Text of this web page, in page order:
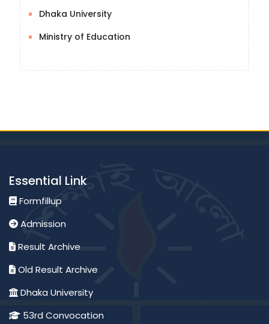
Dhaka University
Ministry of Education
Essential Link
Formfillup
Admission
Result Archive
Old Result Archive
Dhaka University
53rd Convocation